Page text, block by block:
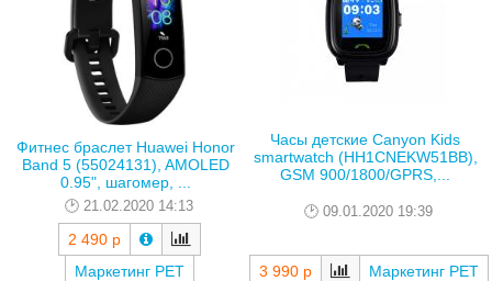
Фитнес браслет Huawei Honor
Band 5 (55024131), AMOLED
0.95", шагомер, ...
21.02.2020 14:13
2 490 р
Маркетинг РЕТ
Часы детские Canyon Kids
smartwatch (HH1CNEKW51BB),
GSM 900/1800/GPRS,...
09.01.2020 19:39
3 990 р Маркетинг РЕТ